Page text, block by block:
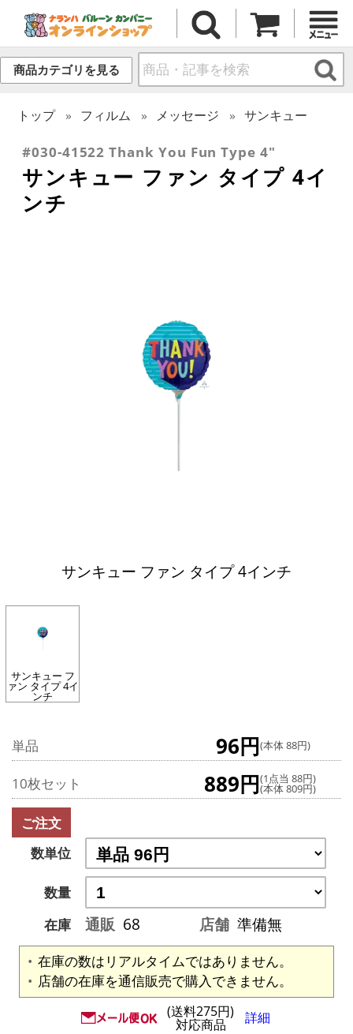
商品カテゴリを見る
トップ フィルム メッセージ サンキュー
#030-41522 Thank You Fun Type 4"
サンキュー ファン タイプ 4イ
ンチ
サンキュー ファン タイプ 4インチ
サンキュー フ
ァン タイプ 4イ
ンチ
単品 96円(本体 88円)
10枚セット 889円(1点当 88円)
(本体 809円)
ご注文
数単位
数量
在庫
通販 68 店舗 準備無
在庫の数はリアルタイムではありません。
店舗の在庫を通信販売で購入できません。
(送料275円)
対応商品 詳細